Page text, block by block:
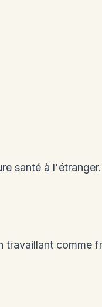
santé à
travaillant comme